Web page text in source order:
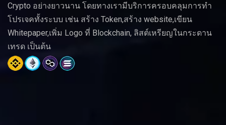
Crypto อย่างยาวนาน โดยทางเรามีบริการครอบคลุมการทำ
โปรเจคทั้งระบบ เช่น สร้าง Token,สร้าง website,เขียน
Whitepaper,เพิ่ม Logo ที่ Blockchain, ลิสต์เหรียญในกระดาน
เทรด เป็นต้น